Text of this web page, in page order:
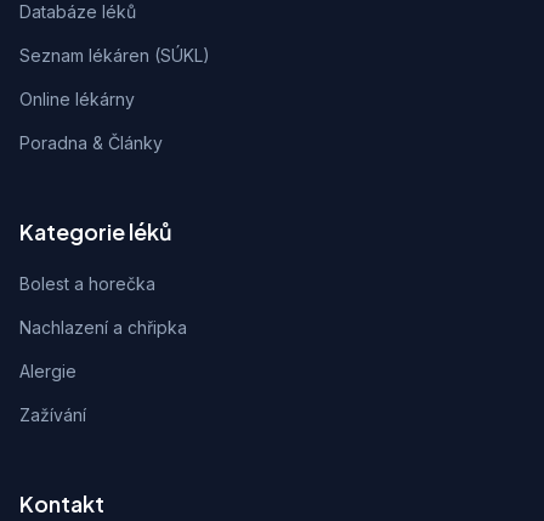
Databáze léků
Seznam lékáren (SÚKL)
Online lékárny
Poradna & Články
Kategorie léků
Bolest a horečka
Nachlazení a chřipka
Alergie
Zažívání
Kontakt